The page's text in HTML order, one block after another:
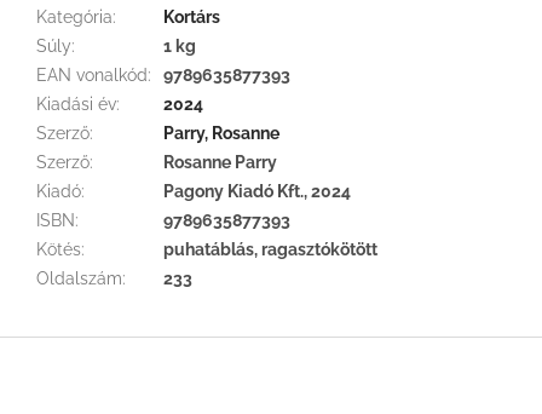
Kategória:
Kortárs
Súly:
1 kg
EAN vonalkód:
9789635877393
Kiadási év:
2024
Szerző:
Parry, Rosanne
Szerző:
Rosanne Parry
Kiadó:
Pagony Kiadó Kft., 2024
ISBN:
9789635877393
Kötés:
puhatáblás, ragasztókötött
Oldalszám: 233